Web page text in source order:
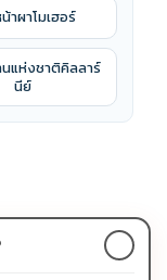
าผาโมเฮอร์
แห่งชาติคิลลาร์
นีย์